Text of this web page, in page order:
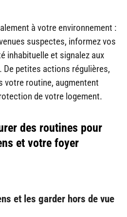
à votre environnement :
suspectes, informez vos
inhabituelle et signalez aux
petites actions régulières,
votre routine, augmentent
de votre logement.
des routines pour
et votre foyer
et les garder hors de vue